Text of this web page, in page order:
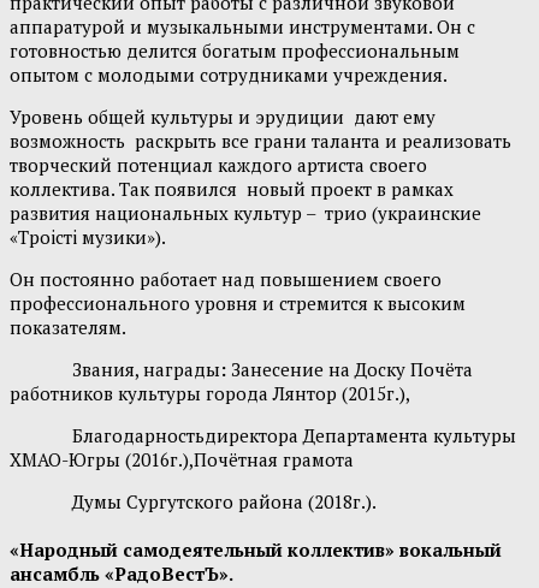
аппаратурой и музыкальными инструментами. Он с
готовностью делится богатым профессиональным
опытом с молодыми сотрудниками учреждения.
Уровень общей культуры и эрудиции дают ему
возможность раскрыть все грани таланта и реализовать
творческий потенциал каждого артиста своего
коллектива. Так появился новый проект в рамках
развития национальных культур – трио (украинские
«Троiстi музики»).
Он постоянно работает над повышением своего
профессионального уровня и стремится к высоким
показателям.
Звания, награды: Занесение на Доску Почёта
работников культуры города Лянтор (2015г.),
Благодарностьдиректора Департамента культуры
ХМАО-Югры (2016г.),Почётная грамота
Думы Сургутского района (2018г.).
«Народный самодеятельный коллектив» вокальный
ансамбль «РадоВестЪ».